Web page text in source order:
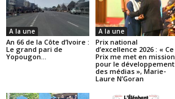
A la une
An 66 de la Côte d’Ivoire :
Le grand pari de
Yopougon…
A la une
Prix national
d’excellence 2026 : « Ce
Prix me met en mission
pour le développement
des médias », Marie-
Laure N’Goran